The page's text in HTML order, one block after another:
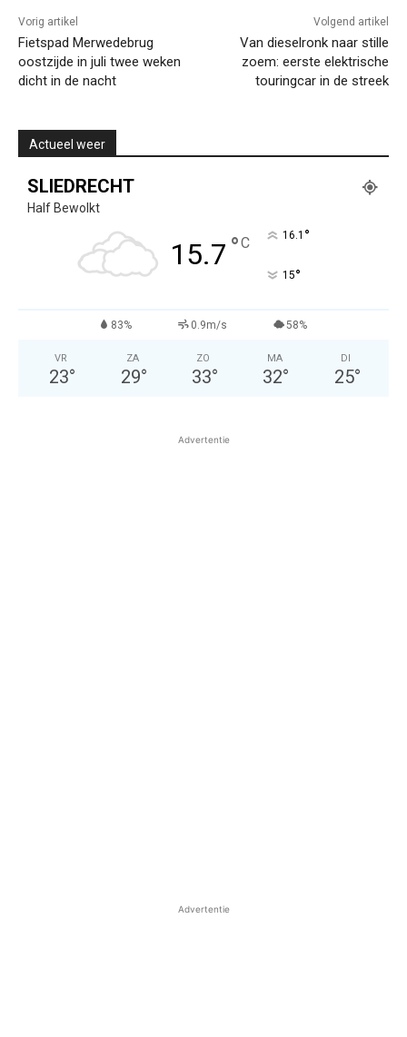
Vorig artikel
Fietspad Merwedebrug
oostzijde in juli twee weken
dicht in de nacht
Volgend artikel
Van dieselronk naar stille
zoem: eerste elektrische
touringcar in de streek
Actueel weer
SLIEDRECHT
Half Bewolkt
15.7 °C 16.1 °
15°
83% 0.9m/s 58%
VR
23°
ZA
29°
ZO
33°
MA
32°
DI
25°
Advertentie
Advertentie